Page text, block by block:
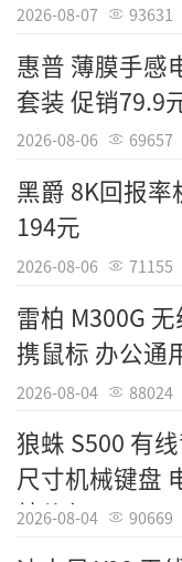
2026-08-07 93631
惠普 薄膜手感
套装 促销79.9
2026-08-06 69657
黑爵 8K回报率
194元
2026-08-06 71155
雷柏 M300G
携鼠标 办公通
元
2026-08-04 88024
狼蛛 S500 有
尺寸机械键盘
特价仅84元
2026-08-04 90669